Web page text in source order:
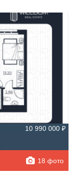
10 990 000 ₽
18 фото